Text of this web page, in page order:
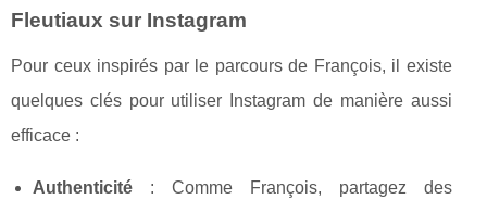
Fleutiaux sur Instagram
Pour ceux inspirés par le parcours de François, il existe
quelques clés pour utiliser Instagram de manière aussi
efficace :
Authenticité : Comme François, partagez des